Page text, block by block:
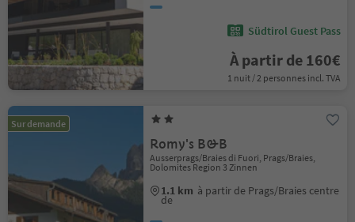
Südtirol Guest Pass
À partir de 160€
1 nuit / 2 personnes incl. TVA
Sur demande
Romy's B&B
Ausserprags/Braies di Fuori, Prags/Braies,
Dolomites Region 3 Zinnen
1.1 km à partir de Prags/Braies centre
de